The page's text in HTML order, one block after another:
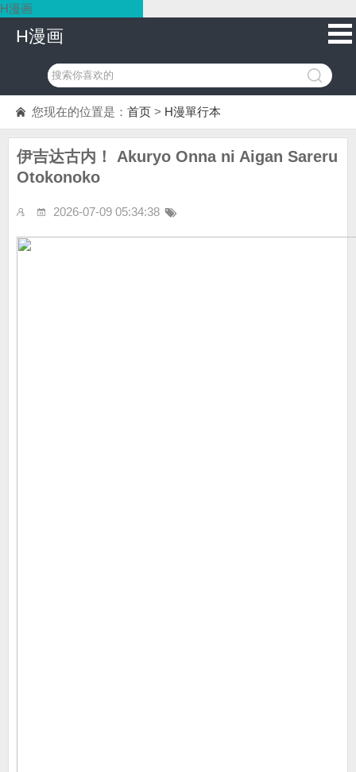
H漫画
H漫画
您现在的位置是： 首页 > H漫單行本
伊吉达古内！ Akuryo Onna ni Aigan Sareru
Otokonoko
2026-07-09 05:34:38